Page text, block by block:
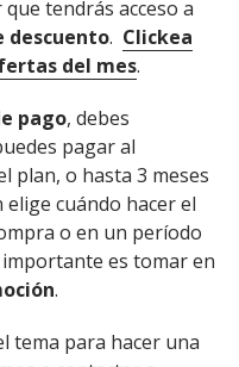
tendrás acceso a
descuento. Clickea
del mes.
pago, debes
pagar al
plan, o hasta 3 meses
elige cuándo hacer el
o en un período
es tomar en
.
tema para hacer una